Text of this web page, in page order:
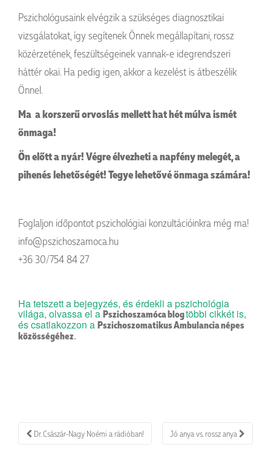
Pszichológusaink elvégzik a szükséges diagnosztikai
vizsgálatokat, így segítenek Önnek megállapítani, rossz
közérzetének, feszültségeinek vannak-e idegrendszeri
háttér okai. Ha pedig igen, akkor a kezelést is átbeszélik
Önnel.
Ma a korszerű orvoslás mellett hat hét múlva ismét
önmaga!
Ön előtt a nyár! Végre élvezheti a napfény melegét, a
pihenés lehetőségét! Tegye lehetővé önmaga számára!
Foglaljon időpontot pszichológiai konzultációinkra még ma!
info@pszichoszamoca.hu
+36 30/754 84 27
Ha tetszett a bejegyzés, és érdekli a pszichológia
világa, olvassa el a Pszichoszamóca blogtöbbi cikkét is,
és csatlakozzon a Pszichoszomatikus Ambulancia népes
közösségéhez.
Bejegyzés
Dr. Császár-Nagy Noémi a rádióban! Jó anya vs. rossz anya